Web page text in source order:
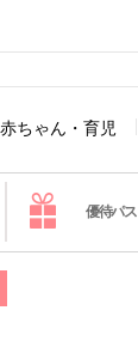
赤ちゃん・育児
優待パス